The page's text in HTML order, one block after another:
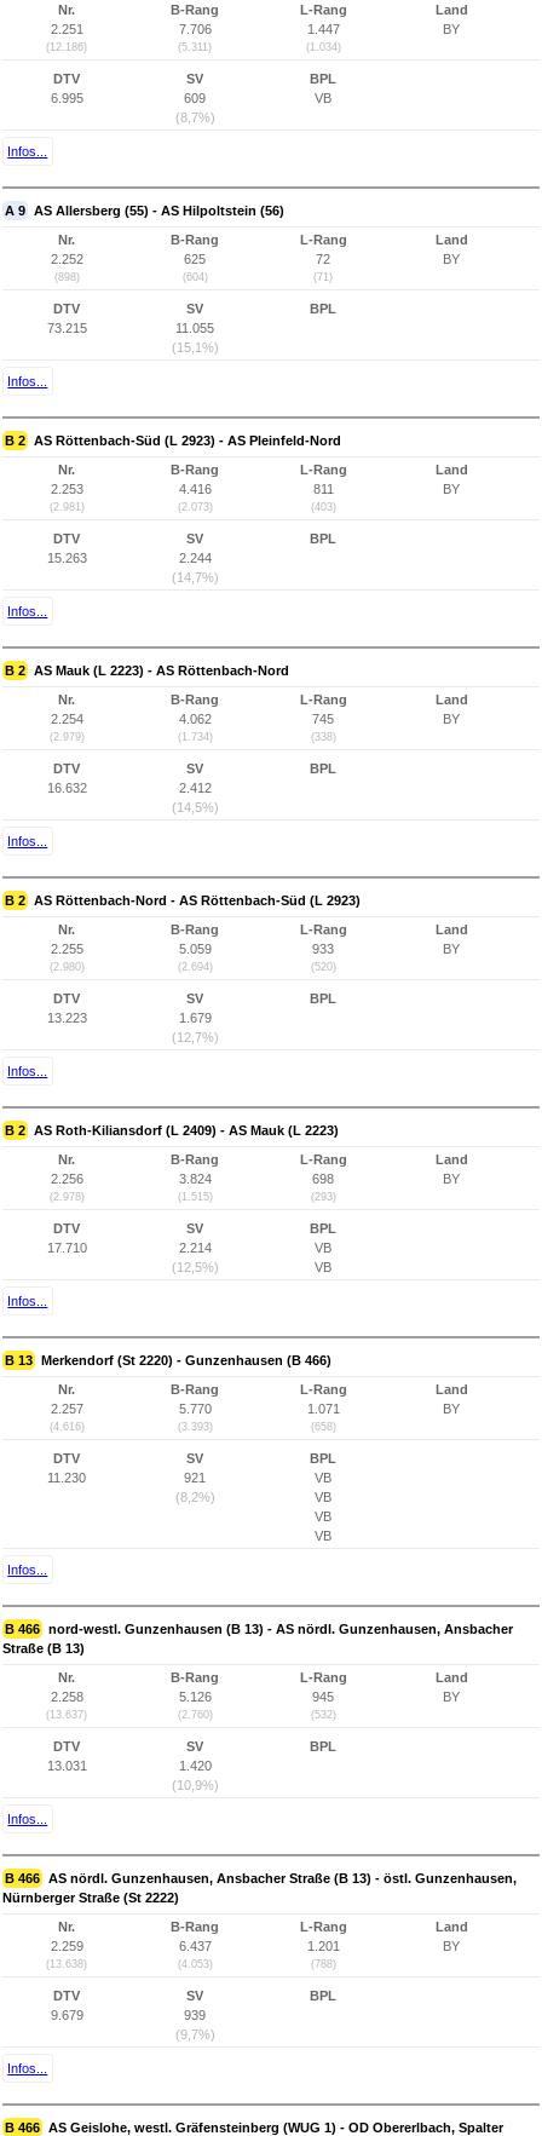
Nr.
2.251
(12.186)
B-Rang
7.706
(5.311)
L-Rang
1.447
(1.034)
Land
BY
DTV
6.995
SV
609
(8,7%)
BPL
VB
Infos...
A 9 AS Allersberg (55) - AS Hilpoltstein (56)
Nr.
2.252
(898)
B-Rang
625
(604)
L-Rang
72
(71)
Land
BY
DTV
73.215
SV
11.055
(15,1%)
BPL
Infos...
B 2 AS Röttenbach-Süd (L 2923) - AS Pleinfeld-Nord
Nr.
2.253
(2.981)
B-Rang
4.416
(2.073)
L-Rang
811
(403)
Land
BY
DTV
15.263
SV
2.244
(14,7%)
BPL
Infos...
B 2 AS Mauk (L 2223) - AS Röttenbach-Nord
Nr.
2.254
(2.979)
B-Rang
4.062
(1.734)
L-Rang
745
(338)
Land
BY
DTV
16.632
SV
2.412
(14,5%)
BPL
Infos...
B 2 AS Röttenbach-Nord - AS Röttenbach-Süd (L 2923)
Nr.
2.255
(2.980)
B-Rang
5.059
(2.694)
L-Rang
933
(520)
Land
BY
DTV
13.223
SV
1.679
(12,7%)
BPL
Infos...
B 2 AS Roth-Kiliansdorf (L 2409) - AS Mauk (L 2223)
Nr.
2.256
(2.978)
B-Rang
3.824
(1.515)
L-Rang
698
(293)
Land
BY
DTV
17.710
SV
2.214
(12,5%)
BPL
VB
VB
Infos...
B 13 Merkendorf (St 2220) - Gunzenhausen (B 466)
Nr.
2.257
(4.616)
B-Rang
5.770
(3.393)
L-Rang
1.071
(658)
Land
BY
DTV
11.230
SV
921
(8,2%)
BPL
VB
VB
VB
VB
Infos...
B 466 nord-westl. Gunzenhausen (B 13) - AS nördl. Gunzenhausen, Ansbacher
Straße (B 13)
Nr.
2.258
(13.637)
B-Rang
5.126
(2.760)
L-Rang
945
(532)
Land
BY
DTV
13.031
SV
1.420
(10,9%)
BPL
Infos...
B 466 AS nördl. Gunzenhausen, Ansbacher Straße (B 13) - östl. Gunzenhausen,
Nürnberger Straße (St 2222)
Nr.
2.259
(13.638)
B-Rang
6.437
(4.053)
L-Rang
1.201
(788)
Land
BY
DTV
9.679
SV
939
(9,7%)
BPL
Infos...
B 466 AS Geislohe, westl. Gräfensteinberg (WUG 1) - OD Obererlbach, Spalter